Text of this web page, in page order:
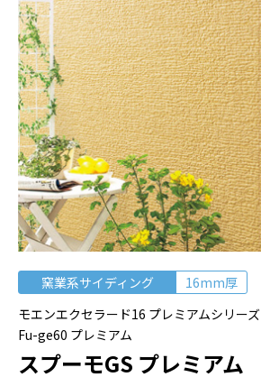
窯業系サイディング
16mm厚
モエンエクセラード16 プレミアムシリーズ
Fu-ge60 プレミアム
スプーモGS プレミアム